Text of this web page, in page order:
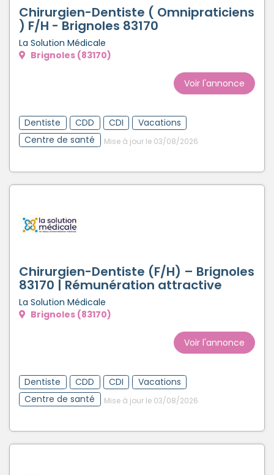
Chirurgien-Dentiste ( Omnipraticiens
) F/H - Brignoles 83170
La Solution Médicale
Brignoles (83170)
Voir l'annonce
Dentiste CDD CDI
Vacations
Centre de santé
Mise à jour le 03/08/2026
Chirurgien-Dentiste (F/H) – Brignoles
83170 | Rémunération attractive
La Solution Médicale
Brignoles (83170)
Voir l'annonce
Dentiste CDD CDI
Vacations
Centre de santé
Mise à jour le 03/08/2026